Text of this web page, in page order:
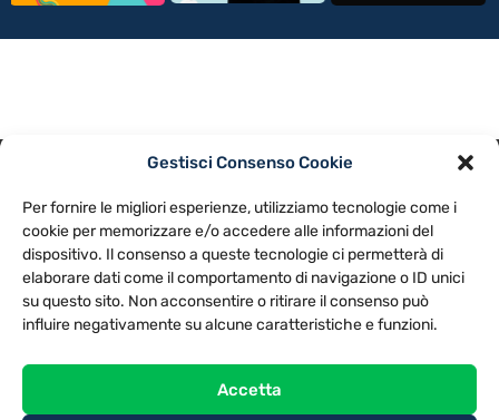
Gestisci Consenso Cookie
Per fornire le migliori esperienze, utilizziamo tecnologie come i
cookie per memorizzare e/o accedere alle informazioni del
dispositivo. Il consenso a queste tecnologie ci permetterà di
elaborare dati come il comportamento di navigazione o ID unici
su questo sito. Non acconsentire o ritirare il consenso può
influire negativamente su alcune caratteristiche e funzioni.
Accetta
NOTE LEGALI
CONTATTACI PREFERENZE
TV LIBERA S.P.A.
Via Monteleonese 95/21 – 51100 Pistoia (PT)
Tel. 0573.9136 / Fax 0573.913615